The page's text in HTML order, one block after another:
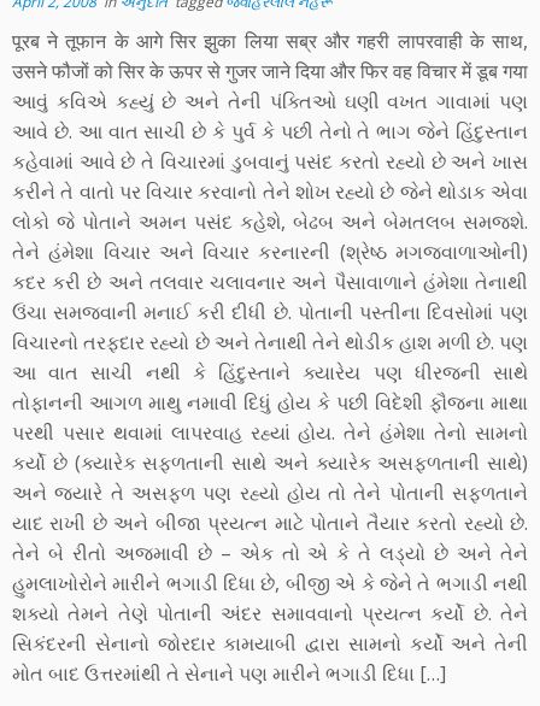
पूरब ने तूफान के आगे सिर झुका लिया सब्र और गहरी लापरवाही के साथ,
उसने फौजों को सिर के ऊपर से गुजर जाने दिया और फिर वह विचार में डूब गया
આવું કવિએ કહ્યું છે અને તેની પંક્તિઓ ઘણી વખત ગાવામાં પણ
આવે છે. આ વાત સાચી છે કે પુર્વ કે પછી તેનો તે ભાગ જેને હિંદુસ્તાન
કહેવામાં આવે છે તે વિચારમાં ડુબવાનું પસંદ કરતો રહ્યો છે અને ખાસ
કરીને તે વાતો પર વિચાર કરવાનો તેને શોખ રહ્યો છે જેને થોડાક એવા
લોકો જે પોતાને અમન પસંદ કહેશે, બેઢબ અને બેમતલબ સમજશે.
તેને હંમેશા વિચાર અને વિચાર કરનારની (શ્રેષ્ઠ મગજવાળાઓની)
કદર કરી છે અને તલવાર ચલાવનાર અને પૈસાવાળાને હંમેશા તેનાથી
ઉંચા સમજવાની મનાઈ કરી દીધી છે. પોતાની પસ્તીના દિવસોમાં પણ
વિચારનો તરફદાર રહ્યો છે અને તેનાથી તેને થોડીક હાશ મળી છે. પણ
આ વાત સાચી નથી કે હિંદુસ્તાને ક્યારેય પણ ધીરજની સાથે
તોફાનની આગળ માથુ નમાવી દિધું હોય કે પછી વિદેશી ફૌજના માથા
પરથી પસાર થવામાં લાપરવાહ રહ્યાં હોય. તેને હંમેશા તેનો સામનો
કર્યો છે (ક્યારેક સફળતાની સાથે અને ક્યારેક અસફળતાની સાથે)
અને જ્યારે તે અસફળ પણ રહ્યો હોય તો તેને પોતાની સફળતાને
યાદ રાખી છે અને બીજા પ્રયત્ન માટે પોતાને તૈયાર કરતો રહ્યો છે.
તેને બે રીતો અજમાવી છે – એક તો એ કે તે લડ્યો છે અને તેને
હુમલાખોરોને મારીને ભગાડી દિધા છે, બીજી એ કે જેને તે ભગાડી નથી
શક્યો તેમને તેણે પોતાની અંદર સમાવવાનો પ્રયત્ન કર્યો છે. તેને
સિકંદરની સેનાનો જોરદાર કામયાબી દ્વારા સામનો કર્યો અને તેની
મોત બાદ ઉત્તરમાંથી તે સેનાને પણ મારીને ભગાડી દિધા […]